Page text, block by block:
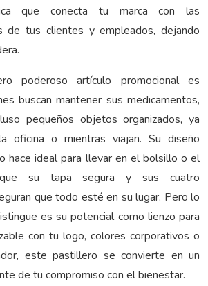
que conecta tu marca con las
de tus clientes y empleados, dejando
poderoso artículo promocional es
buscan mantener sus medicamentos,
pequeños objetos organizados, ya
oficina o mientras viajan. Su diseño
hace ideal para llevar en el bolsillo o el
su tapa segura y sus cuatro
que todo esté en su lugar. Pero lo
es su potencial como lienzo para
con tu logo, colores corporativos o
este pastillero se convierte en un
de tu compromiso con el bienestar.